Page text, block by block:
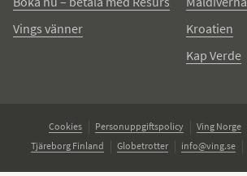
Vings vänner
Kroatien
Kap Verde
Cookies Personuppgiftspolicy Ving Norge
Tjäreborg Finland
Globetrotter info@ving.se